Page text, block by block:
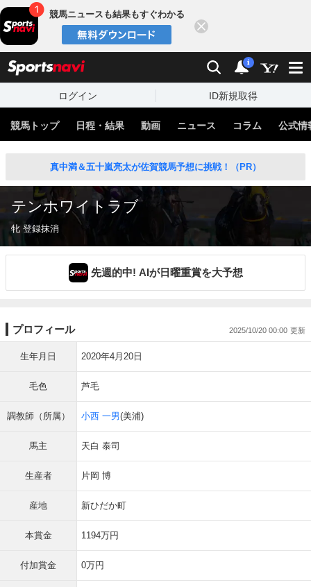
競馬ニュースも結果もすぐわかる
検索 通知
i
ログイン ID新規取得
競馬トップ 日程・結果 動画 ニュース コラム 公式情
真中満＆五十嵐亮太が佐賀競馬予想に挑戦！（PR）
テンホワイトラブ
牝 登録抹消
先週的中! AIが日曜重賞を大予想
プロフィール 2025/10/20 00:00
生年月日 2020年4月20日
毛色 芦毛
調教師（所属） 小西 一男(美浦)
馬主 天白 泰司
生産者 片岡 博
産地 新ひだか町
本賞金 1194万円
付加賞金 0万円